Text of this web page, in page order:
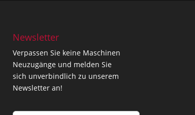
Newsletter
Verpassen Sie keine Maschinen
Neuzugänge und melden Sie
sich unverbindlich zu unserem
Newsletter an!